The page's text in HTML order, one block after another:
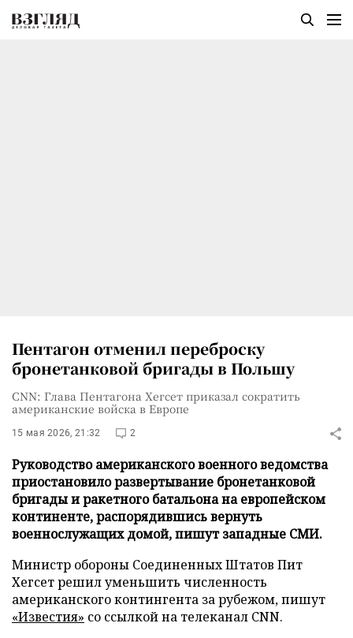
Пентагон отменил переброску
бронетанковой бригады в Польшу
CNN: Глава Пентагона Хегсет приказал сократить
американские войска в Европе
15 мая 2026, 21:32 2
Руководство американского военного ведомства
приостановило развертывание бронетанковой
бригады и ракетного батальона на европейском
континенте, распорядившись вернуть
военнослужащих домой, пишут западные СМИ.
Министр обороны Соединенных Штатов Пит
Хегсет решил уменьшить численность
американского контингента за рубежом, пишут
«Известия» со ссылкой на телеканал CNN.